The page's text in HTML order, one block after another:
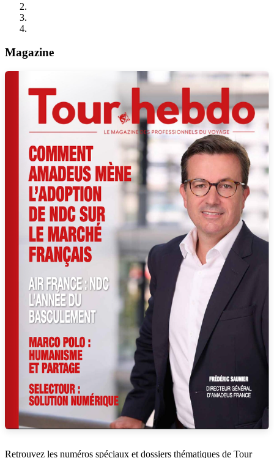
Magazine
Retrouvez les numéros spéciaux et dossiers thématiques de Tour